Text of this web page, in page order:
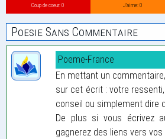
Coup de coeur: 0 J’aime: 0
Poesie Sans Commentaire
Poeme-France
En mettant un
sur cet écrit : votre
conseil ou simplement dire
De plus si vous écrivez
gagnerez des liens vers vos